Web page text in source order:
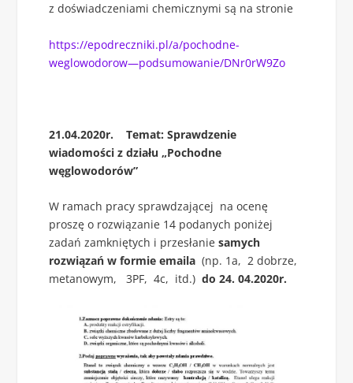
z doświadczeniami chemicznymi są na stronie
https://epodreczniki.pl/a/pochodne-
weglowodorow—podsumowanie/DNr0rW9Zo
21.04.2020r. Temat: Sprawdzenie
wiadomości z działu „Pochodne
węglowodorów”
W ramach pracy sprawdzającej na ocenę
proszę o rozwiązanie 14 podanych poniżej
zadań zamkniętych i przesłaniesamych
rozwiązań w formie emaila (np. 1a, 2 dobrze,
metanowym, 3PF, 4c, itd.)do 24. 04.2020r.